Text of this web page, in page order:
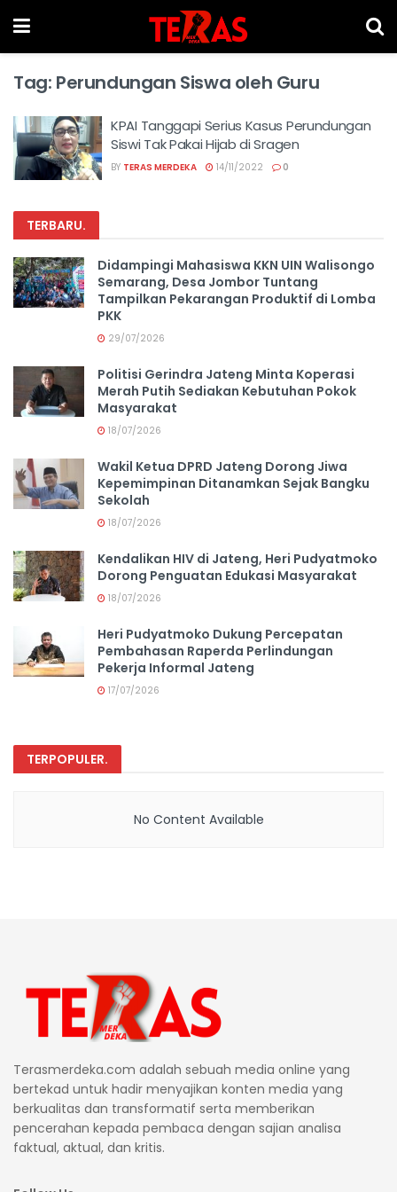
Tag: Perundungan Siswa oleh Guru
KPAI Tanggapi Serius Kasus Perundungan
Siswi Tak Pakai Hijab di Sragen
BY TERAS MERDEKA 14/11/2022 0
TERBARU.
Didampingi Mahasiswa KKN UIN Walisongo
Semarang, Desa Jombor Tuntang
Tampilkan Pekarangan Produktif di Lomba
PKK
29/07/2026
Politisi Gerindra Jateng Minta Koperasi
Merah Putih Sediakan Kebutuhan Pokok
Masyarakat
18/07/2026
Wakil Ketua DPRD Jateng Dorong Jiwa
Kepemimpinan Ditanamkan Sejak Bangku
Sekolah
18/07/2026
Kendalikan HIV di Jateng, Heri Pudyatmoko
Dorong Penguatan Edukasi Masyarakat
18/07/2026
Heri Pudyatmoko Dukung Percepatan
Pembahasan Raperda Perlindungan
Pekerja Informal Jateng
17/07/2026
TERPOPULER.
No Content Available
Terasmerdeka.com adalah sebuah media online yang
bertekad untuk hadir menyajikan konten media yang
berkualitas dan transformatif serta memberikan
pencerahan kepada pembaca dengan sajian analisa
faktual, aktual, dan kritis.